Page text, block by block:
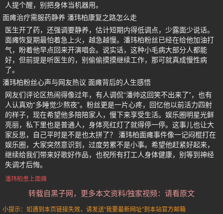
人提个醒，别把身体当机器用。
面瘫治疗需服药静养 潘玮柏康复之路怎么走
医生开了药，还强调要静养，估计短期内得低调点，少露面少说话。
面瘫恢复期最怕着急上火，越急越慢。潘玮柏粉丝已经在给他加油打
气，盼着他早点回来开演唱会。说实话，这种小毛病大部分人都能
好，但前提是听医生的，别偷偷摸摸继续工作，那可就真成慢性病
了。
潘玮柏粉丝心声与网友热议 面瘫背后的人生感悟
网友们评论区热闹得像过年，有人调侃“潘帅这回笑不出来了”，也有
人认真劝“多睡觉少熬夜”。粉丝更是一片心疼，回忆他以前活力四射
的样子，现在希望他多陪陪家人，慢下来享受生活。娱乐圈明星光鲜
亮丽，私下里也是普通人，身体亮红灯了就得停一停。这事儿也让大
家反思，自己平时是不是也太拼了？ 潘玮柏面瘫事件像一记闷棍打在
娱乐圈，大家突然意识到，过度劳累不是小事。希望他赶紧好起来，
继续给我们带来好歌好作品，也祝所有打工人身体健康，别等到神经
失调才后悔。
潘玮柏患上面瘫
转载自黑子网，更多本文资料/独家视频：请看原文
小提示：如遇到本页链接失效，请发送“我要最新网址”到本站官方邮箱